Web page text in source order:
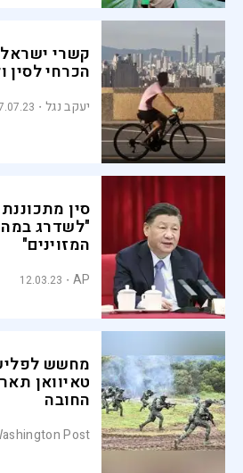
קשרי
הכרחי לסין
יעקב נגל
סין
"לשדרג
המזוינים"
AP
12.03.23
מחשש
טאיוואן
החובה
Post